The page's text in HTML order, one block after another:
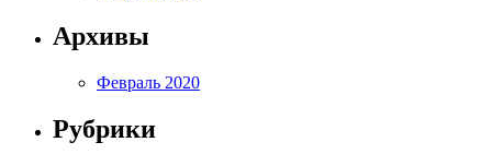
Архивы
Февраль 2020
Рубрики